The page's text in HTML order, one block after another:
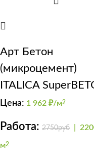
Арт Бетон
(микроцемент)
ITALICA
с расшивкой под
Цена: 1 962 ₽/м2
Работа: 2750руб
м2